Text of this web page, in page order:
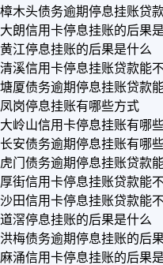
樟木头债务逾期停息挂账贷
大朗信用卡停息挂账的后果
黄江停息挂账的后果是什么
清溪信用卡停息挂账贷款能
塘厦债务逾期停息挂账贷款
凤岗停息挂账有哪些方式
大岭山信用卡停息挂账有哪
长安债务逾期停息挂账有哪
虎门债务逾期停息挂账贷款
厚街信用卡停息挂账贷款能
沙田信用卡停息挂账贷款能
道滘停息挂账的后果是什么
洪梅债务逾期停息挂账的后
麻涌信用卡停息挂账的后果